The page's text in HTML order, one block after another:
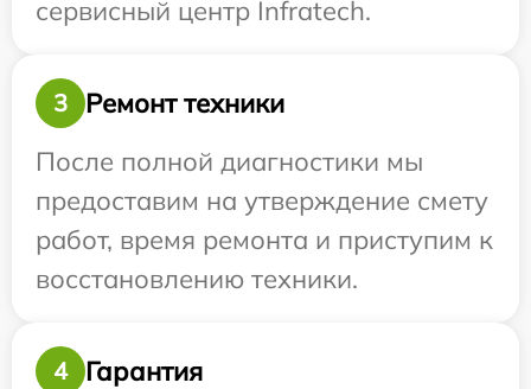
сервисный центр Infratech.
3
Ремонт техники
После полной диагностики мы
предоставим на утверждение смету
работ, время ремонта и приступим к
восстановлению техники.
4
Гарантия